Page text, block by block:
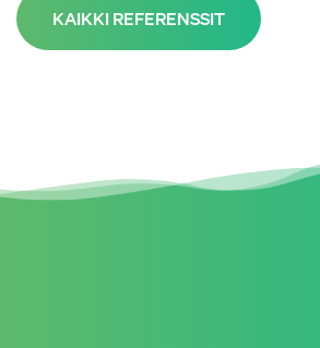
KAIKKI REFERENSSIT